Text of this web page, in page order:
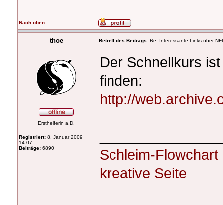
Nach oben
thoe Betreff des Beitrags: Re: Interessante Links über
Ersthelferin a.D.
Registriert: 8. Januar 2009
14:07
Beiträge: 6890
Der Schnellkurs
finden:
http://
Schleim-
kreative Seite